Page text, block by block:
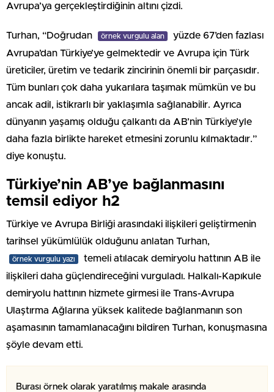
Avrupa’ya gerçekleştirdiğinin altını çizdi.
Turhan, “Doğrudan örnek vurgulu alan
yüzde 67’den fazlası
Avrupa’dan Türkiye’ye gelmektedir ve Avrupa için Türk
üreticiler, üretim ve tedarik zincirinin önemli bir parçasıdır.
Tüm bunları çok daha yukarılara taşımak mümkün ve bu
ancak adil, istikrarlı bir yaklaşımla sağlanabilir. Ayrıca
dünyanın yaşamış olduğu çalkantı da AB’nin Türkiye’yle
daha fazla birlikte hareket etmesini zorunlu kılmaktadır.”
diye konuştu.
Türkiye’nin AB’ye bağlanmasını
temsil ediyor h2
Türkiye ve Avrupa Birliği arasındaki ilişkileri geliştirmenin
tarihsel yükümlülük olduğunu anlatan Turhan,
örnek vurgulu yazı
temeli atılacak demiryolu hattının AB ile
ilişkileri daha güçlendireceğini vurguladı. Halkalı-Kapıkule
demiryolu hattının hizmete girmesi ile Trans-Avrupa
Ulaştırma Ağlarına yüksek kalitede bağlanmanın son
aşamasının tamamlanacağını bildiren Turhan, konuşmasına
şöyle devam etti.
Burası örnek olarak yaratılmış makale arasında